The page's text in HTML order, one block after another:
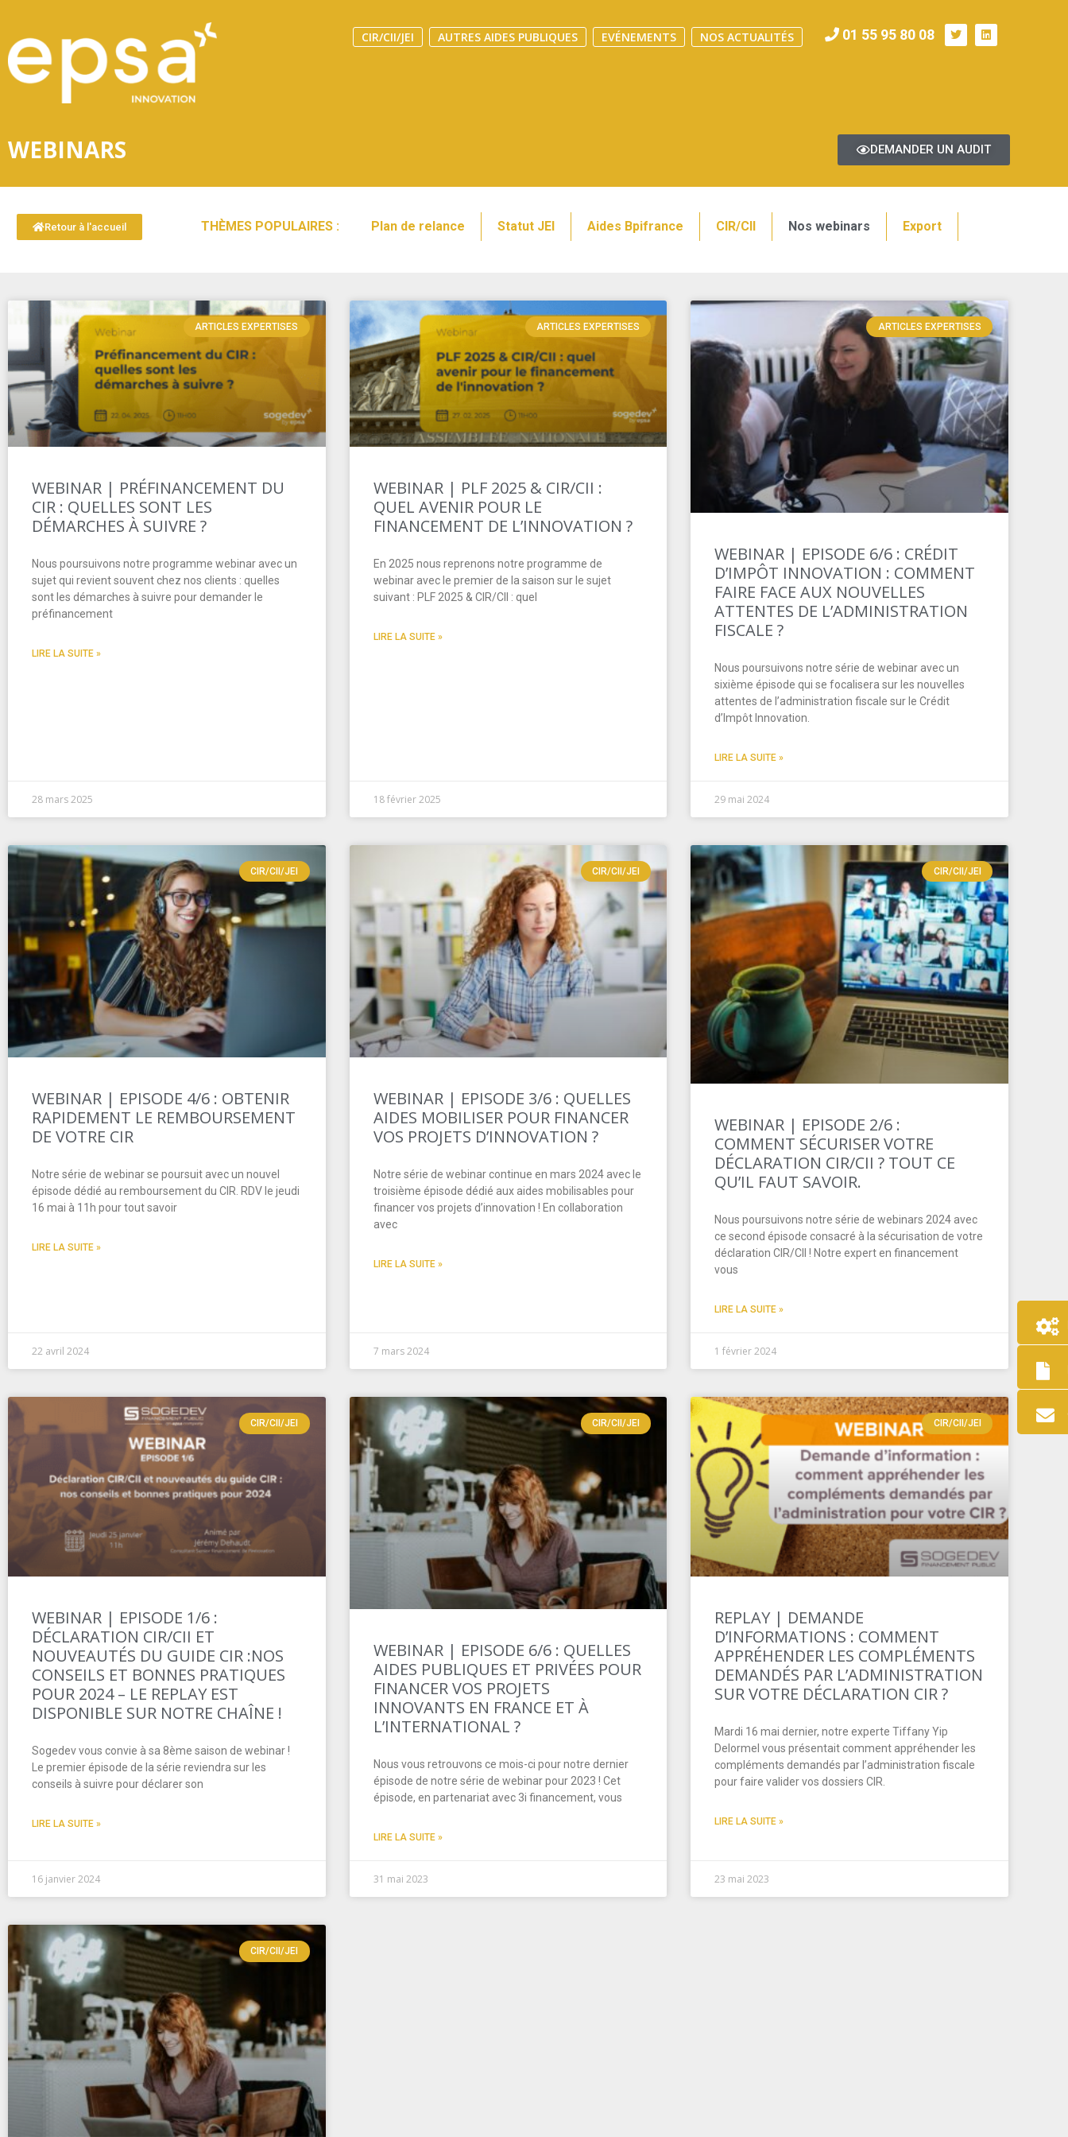
CIR/CII/JEI AUTRES AIDES PUBLIQUES EVÉNEMENTS NOS ACTUALITÉS 01 55 95 80 08
WEBINARS DEMANDER UN AUDIT
Retour à l'accueil THÈMES POPULAIRES : Plan de relance Statut JEI Aides Bpifrance CIR/CII Nos webinars Export
ARTICLES EXPERTISES
WEBINAR | PRÉFINANCEMENT DU
CIR : QUELLES SONT LES
DÉMARCHES À SUIVRE ?
Nous poursuivons notre programme webinar avec un
sujet qui revient souvent chez nos clients : quelles
sont les démarches à suivre pour demander le
préfinancement
LIRE LA SUITE »
28 mars 2025
ARTICLES EXPERTISES
WEBINAR | PLF 2025 & CIR/CII :
QUEL AVENIR POUR LE
FINANCEMENT DE L’INNOVATION ?
En 2025 nous reprenons notre programme de
webinar avec le premier de la saison sur le sujet
suivant : PLF 2025 & CIR/CII : quel
LIRE LA SUITE »
18 février 2025
ARTICLES EXPERTISES
WEBINAR | EPISODE 6/6 : CRÉDIT
D’IMPÔT INNOVATION : COMMENT
FAIRE FACE AUX NOUVELLES
ATTENTES DE L’ADMINISTRATION
FISCALE ?
Nous poursuivons notre série de webinar avec un
sixième épisode qui se focalisera sur les nouvelles
attentes de l’administration fiscale sur le Crédit
d’Impôt Innovation.
LIRE LA SUITE »
29 mai 2024
CIR/CII/JEI
WEBINAR | EPISODE 4/6 : OBTENIR
RAPIDEMENT LE REMBOURSEMENT
DE VOTRE CIR
Notre série de webinar se poursuit avec un nouvel
épisode dédié au remboursement du CIR. RDV le jeudi
16 mai à 11h pour tout savoir
LIRE LA SUITE »
22 avril 2024
CIR/CII/JEI
WEBINAR | EPISODE 3/6 : QUELLES
AIDES MOBILISER POUR FINANCER
VOS PROJETS D’INNOVATION ?
Notre série de webinar continue en mars 2024 avec le
troisième épisode dédié aux aides mobilisables pour
financer vos projets d’innovation ! En collaboration
avec
LIRE LA SUITE »
7 mars 2024
CIR/CII/JEI
WEBINAR | EPISODE 2/6 :
COMMENT SÉCURISER VOTRE
DÉCLARATION CIR/CII ? TOUT CE
QU’IL FAUT SAVOIR.
Nous poursuivons notre série de webinars 2024 avec
ce second épisode consacré à la sécurisation de votre
déclaration CIR/CII ! Notre expert en financement
vous
LIRE LA SUITE »
1 février 2024
CIR/CII/JEI
WEBINAR | EPISODE 1/6 :
DÉCLARATION CIR/CII ET
NOUVEAUTÉS DU GUIDE CIR :NOS
CONSEILS ET BONNES PRATIQUES
POUR 2024 – LE REPLAY EST
DISPONIBLE SUR NOTRE CHAÎNE !
Sogedev vous convie à sa 8ème saison de webinar !
Le premier épisode de la série reviendra sur les
conseils à suivre pour déclarer son
LIRE LA SUITE »
16 janvier 2024
CIR/CII/JEI
WEBINAR | EPISODE 6/6 : QUELLES
AIDES PUBLIQUES ET PRIVÉES POUR
FINANCER VOS PROJETS
INNOVANTS EN FRANCE ET À
L’INTERNATIONAL ?
Nous vous retrouvons ce mois-ci pour notre dernier
épisode de notre série de webinar pour 2023 ! Cet
épisode, en partenariat avec 3i financement, vous
LIRE LA SUITE »
31 mai 2023
CIR/CII/JEI
REPLAY | DEMANDE
D’INFORMATIONS : COMMENT
APPRÉHENDER LES COMPLÉMENTS
DEMANDÉS PAR L’ADMINISTRATION
SUR VOTRE DÉCLARATION CIR ?
Mardi 16 mai dernier, notre experte Tiffany Yip
Delormel vous présentait comment appréhender les
compléments demandés par l’administration fiscale
pour faire valider vos dossiers CIR.
LIRE LA SUITE »
23 mai 2023
CIR/CII/JEI